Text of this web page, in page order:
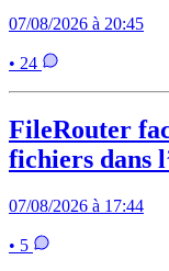
07/08/2026 à 20:45
• 24
FileRouter
fichiers dans
07/08/2026 à 17:44
• 5